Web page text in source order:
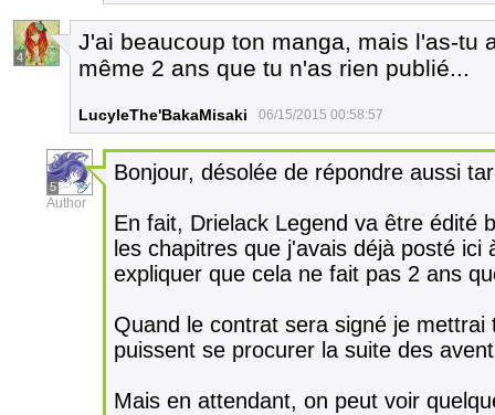
4
J'ai beaucoup ton manga, mais l'as-tu
même 2 ans que tu n'as rien publié...
LucyleThe'BakaMisaki 06/15/2015 00:58:57
5
Author
Bonjour, désolée de répondre aussi
En fait, Drielack Legend va être édité
les chapitres que j'avais déjà posté
expliquer que cela ne fait pas 2 ans
Quand le contrat sera signé je
puissent se procurer la suite des
Mais en attendant, on peut voir